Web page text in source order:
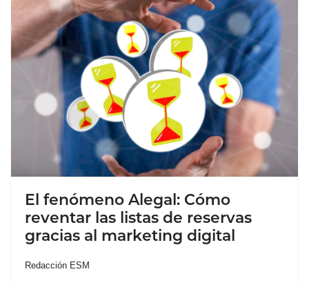
El fenómeno Alegal: Cómo
reventar las listas de reservas
gracias al marketing digital
Redacción ESM